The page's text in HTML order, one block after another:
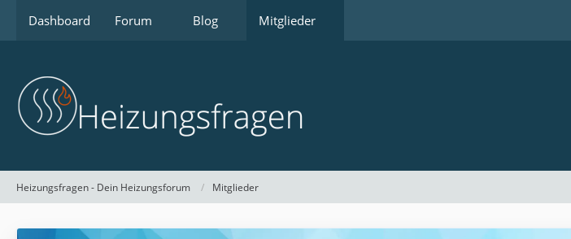
Dashboard Forum Blog Mitglieder
Heizungsfragen - Dein Heizungsforum Mitglieder